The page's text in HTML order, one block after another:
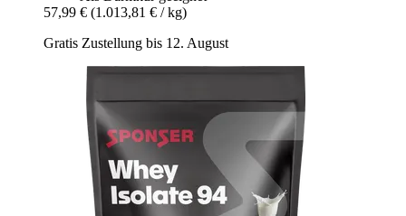
57,99 € (1.013,81 € / kg)
Gratis Zustellung bis 12. August